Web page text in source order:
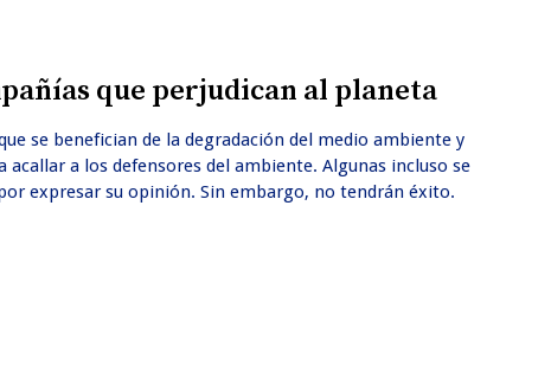
que perjudican al planeta
se benefician de la degradación del medio ambiente y
a los defensores del ambiente. Algunas incluso se
expresar su opinión. Sin embargo, no tendrán éxito.⁣